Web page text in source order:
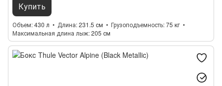
Купить
Объем 430 л Длина 231.5 см Грузоподъемность 75 кг
Максимальная длина лыж 205 см